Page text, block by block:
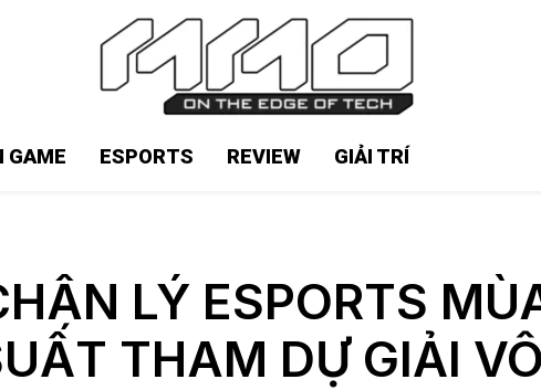
GAME ESPORTS REVIEW GIẢI TRÍ
LÝ ESPORTS
THAM DỰ GIẢI